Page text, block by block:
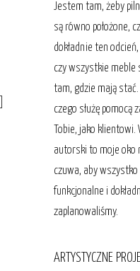
Jestem tam, żeby
są równo położone,
dokładnie ten
czy wszystkie meble
tam, gdzie mają
czego służę pomocą
Tobie, jako
autorski to moje oko
czuwa, aby wszystko
funkcjonalne i
zaplanowaliśmy.
ARTYSTYCZNE